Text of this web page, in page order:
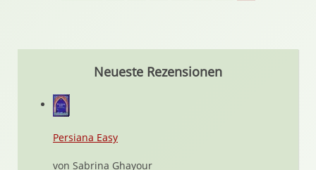
Neueste Rezensionen
Persiana Easy
von Sabrina Ghayour